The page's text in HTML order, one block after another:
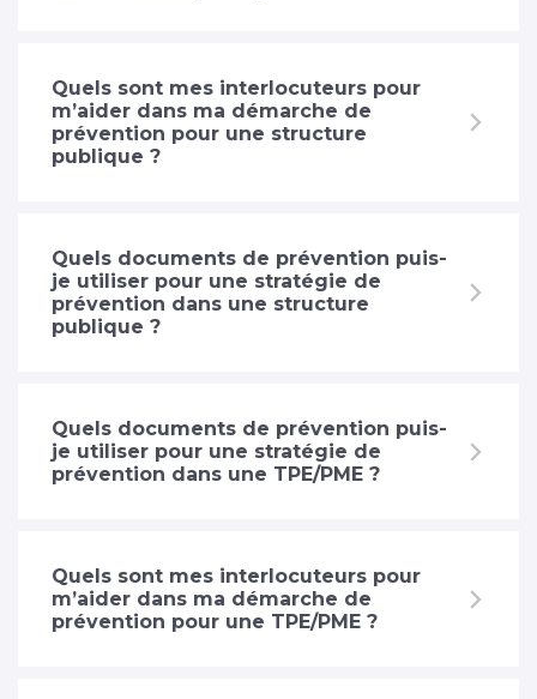
Quels sont mes interlocuteurs pour
m’aider dans ma démarche de
prévention pour une structure
publique ?
Quels documents de prévention puis-
je utiliser pour une stratégie de
prévention dans une structure
publique ?
Quels documents de prévention puis-
je utiliser pour une stratégie de
prévention dans une TPE/PME ?
Quels sont mes interlocuteurs pour
m’aider dans ma démarche de
prévention pour une TPE/PME ?